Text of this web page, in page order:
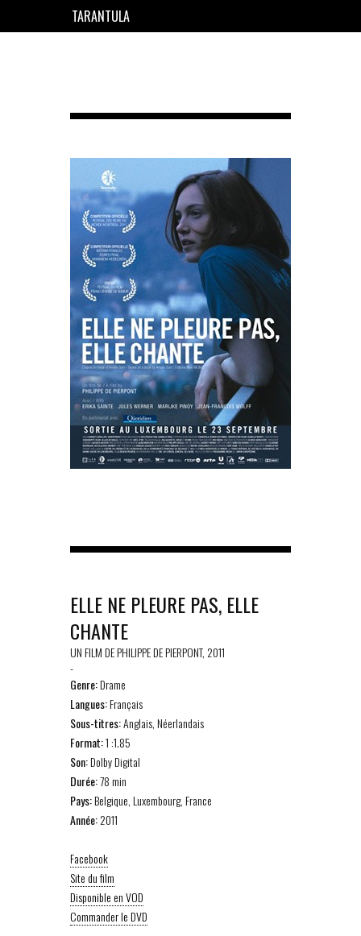
TARANTULA
ELLE NE PLEURE PAS, ELLE
CHANTE
UN FILM DE PHILIPPE DE PIERPONT, 2011
-
Genre:Drame
Langues:Français
Sous-titres:Anglais, Néerlandais
Format:1 :1.85
Son:Dolby Digital
Durée:78 min
Pays:Belgique, Luxembourg, France
Année:2011
Facebook
Site du film
Disponible en VOD
Commander le DVD